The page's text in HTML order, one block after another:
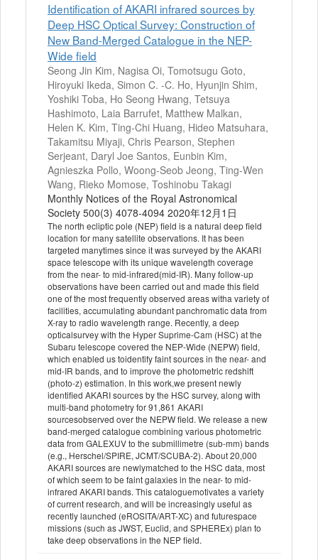
Identification of AKARI infrared sources by
Deep HSC Optical Survey: Construction of
New Band-Merged Catalogue in the NEP-
Wide field
Seong Jin Kim, Nagisa Oi, Tomotsugu Goto,
Hiroyuki Ikeda, Simon C. -C. Ho, Hyunjin Shim,
Yoshiki Toba, Ho Seong Hwang, Tetsuya
Hashimoto, Laia Barrufet, Matthew Malkan,
Helen K. Kim, Ting-Chi Huang, Hideo Matsuhara,
Takamitsu Miyaji, Chris Pearson, Stephen
Serjeant, Daryl Joe Santos, Eunbin Kim,
Agnieszka Pollo, Woong-Seob Jeong, Ting-Wen
Wang, Rieko Momose, Toshinobu Takagi
Monthly Notices of the Royal Astronomical
Society 500(3) 4078-4094 2020年12月1日
The north ecliptic pole (NEP) field is a natural deep field
location for many satellite observations. It has been
targeted manytimes since it was surveyed by the AKARI
space telescope with its unique wavelength coverage
from the near- to mid-infrared(mid-IR). Many follow-up
observations have been carried out and made this field
one of the most frequently observed areas witha variety of
facilities, accumulating abundant panchromatic data from
X-ray to radio wavelength range. Recently, a deep
opticalsurvey with the Hyper Suprime-Cam (HSC) at the
Subaru telescope covered the NEP-Wide (NEPW) field,
which enabled us toidentify faint sources in the near- and
mid-IR bands, and to improve the photometric redshift
(photo-z) estimation. In this work,we present newly
identified AKARI sources by the HSC survey, along with
multi-band photometry for 91,861 AKARI
sourcesobserved over the NEPW field. We release a new
band-merged catalogue combining various photometric
data from GALEXUV to the submillimetre (sub-mm) bands
(e.g., Herschel/SPIRE, JCMT/SCUBA-2). About 20,000
AKARI sources are newlymatched to the HSC data, most
of which seem to be faint galaxies in the near- to mid-
infrared AKARI bands. This cataloguemotivates a variety
of current research, and will be increasingly useful as
recently launched (eROSITA/ART-XC) and futurespace
missions (such as JWST, Euclid, and SPHEREx) plan to
take deep observations in the NEP field.